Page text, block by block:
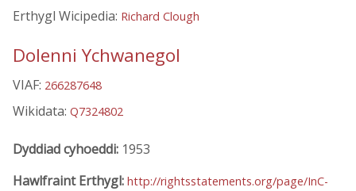
Erthygl Wicipedia: Richard Clough
Dolenni Ychwanegol
VIAF: 266287648
Wikidata: Q7324802
Dyddiad cyhoeddi: 1953
Hawlfraint Erthygl: http://rightsstatements.org/page/InC-